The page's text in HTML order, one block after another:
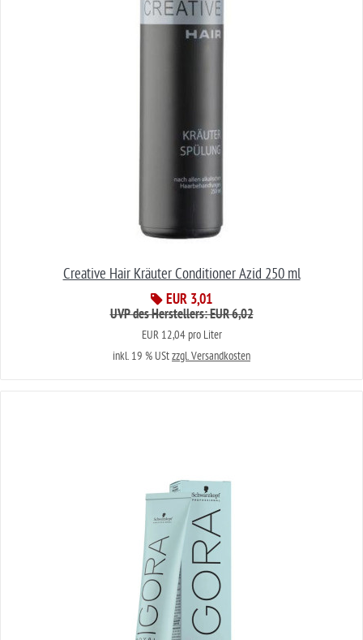
Creative Hair Kräuter Conditioner Azid 250 ml
EUR 3,01
UVP des Herstellers: EUR 6,02
EUR 12,04 pro Liter
inkl. 19 % UStzzgl. Versandkosten